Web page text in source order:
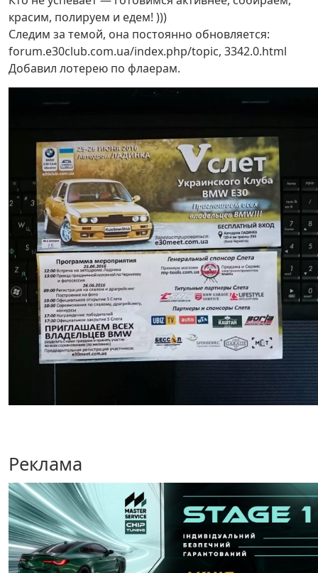
красим, полируем и едем! )))
Следим за темой, она постоянно обновляется:
forum.e30club.com.ua/index.php/topic, 3342.0.html
Добавил лотерею по флаерам.
Реклама